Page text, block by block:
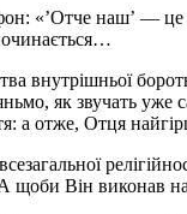
«’Отче наш’ —
внутрішньої
як звучать
а отже, Отця
щоби Він виконав